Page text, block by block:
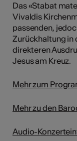
Das «Stabat
Vivaldis
passenden,
Zurückhaltung in
direkteren
Jesus am Kreuz.
Mehr zum
Mehr zu den
Audio-